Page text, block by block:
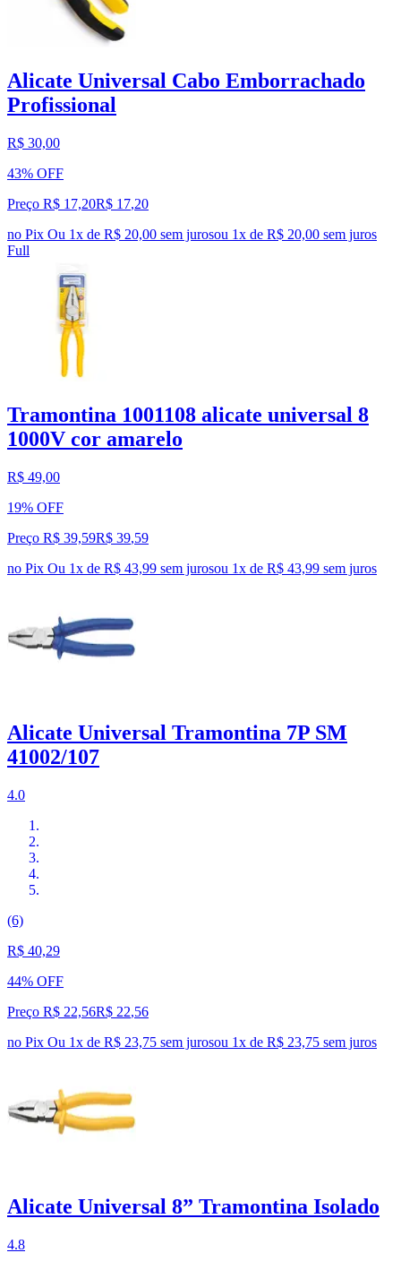
Alicate Universal Cabo Emborrachado
Profissional
R$ 30,00
43% OFF
Preço R$ 17,20R$ 17,20
no Pix Ou 1x de R$ 20,00 sem jurosou 1x de R$ 20,00 sem juros
Full
Tramontina 1001108 alicate universal 8
1000V cor amarelo
R$ 49,00
19% OFF
Preço R$ 39,59R$ 39,59
no Pix Ou 1x de R$ 43,99 sem jurosou 1x de R$ 43,99 sem juros
Alicate Universal Tramontina 7P SM
41002/107
4.0
(6)
R$ 40,29
44% OFF
Preço R$ 22,56R$ 22,56
no Pix Ou 1x de R$ 23,75 sem jurosou 1x de R$ 23,75 sem juros
Alicate Universal 8” Tramontina Isolado
4.8